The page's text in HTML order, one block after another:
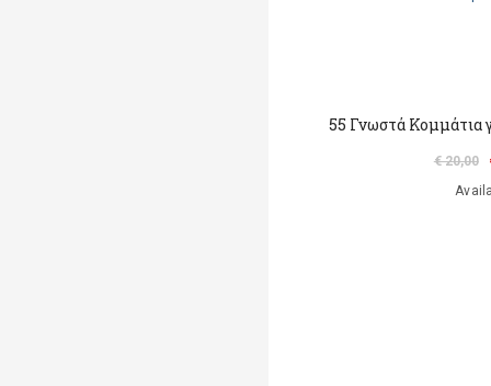
55 Γνωστά Κομμάτια
€ 20,00